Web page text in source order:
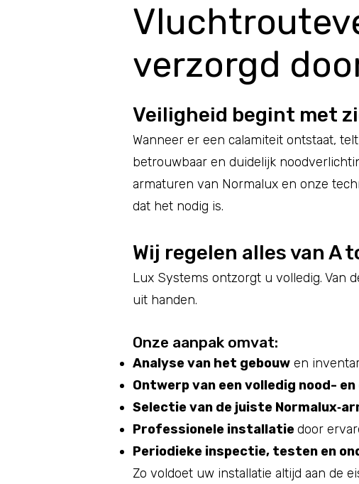
verzorgd
Veiligheid begint met
Wanneer er een calamiteit ontstaat,
betrouwbaar en duidelijk
armaturen van Normalux en onze
dat het nodig is.
Wij regelen alles van A
Lux Systems ontzorgt u volledig. Van
uit handen.
Onze aanpak omvat:
Analyse van het gebouw en
Ontwerp van een volledig nood-
Selectie van de juiste
Professionele installatiedoor
Periodieke inspectie, testen en
Zo voldoet uw installatie altijd aan de